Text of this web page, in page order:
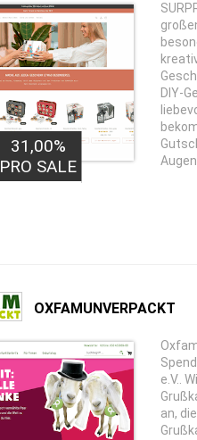
31,00%
PRO SALE
DIY-
OXFAMUNVERPACKT
e.V..
an,